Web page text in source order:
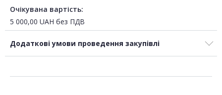
Очікувана вартість:
5 000,00 UAH без ПДВ
Додаткові умови проведення закупівлі